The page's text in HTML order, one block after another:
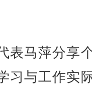
马萍分享
习与工作实